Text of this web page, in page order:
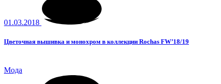
01.03.2018
Цветочная вышивка и монохром в коллекции Rochas FW’18/19
Мода